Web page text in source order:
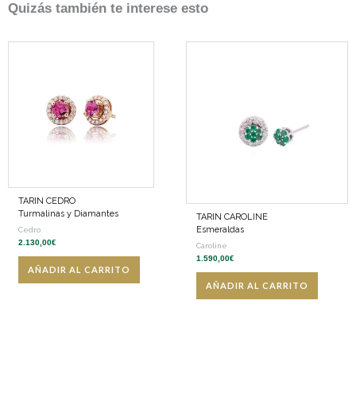
Quizás también te interese esto
TARIN CEDRO
Turmalinas y Diamantes
Cedro
2.130,00€
AÑADIR AL CARRITO
TARIN CAROLINE
Esmeraldas
Caroline
1.590,00€
AÑADIR AL CARRITO